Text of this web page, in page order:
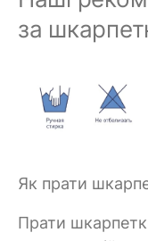
за
Як прати
Прати